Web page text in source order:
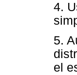
4.
5.
el